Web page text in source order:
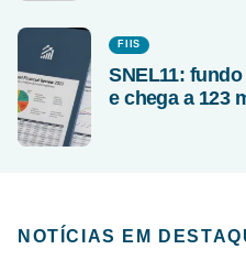
FIIS
SNEL11:
e chega a 123
NOTÍCIAS EM